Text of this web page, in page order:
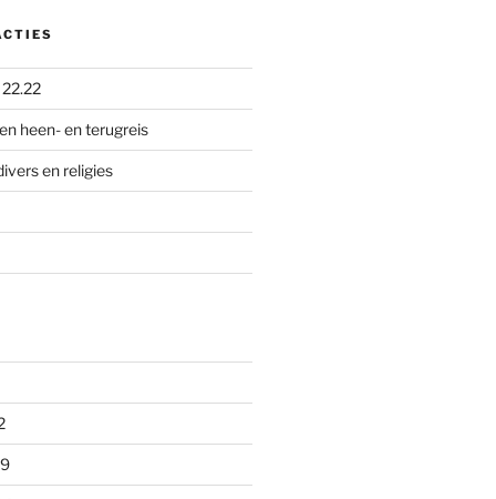
22.22
heen- en terugreis
en religies